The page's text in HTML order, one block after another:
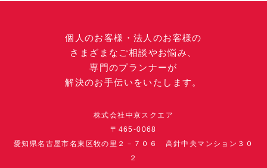
個人のお客様・法人のお客様の
さまざまなご相談やお悩み、
専門のプランナーが
解決のお手伝いをいたします。
株式会社中京スクエア
〒465-0068
愛知県名古屋市名東区牧の里２－７０６ 高針中央マンション３０
２